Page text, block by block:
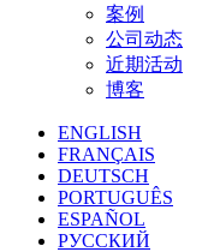
案例
公司动态
近期活动
博客
ENGLISH
FRANÇAIS
DEUTSCH
PORTUGUÊS
ESPAÑOL
РУССКИЙ